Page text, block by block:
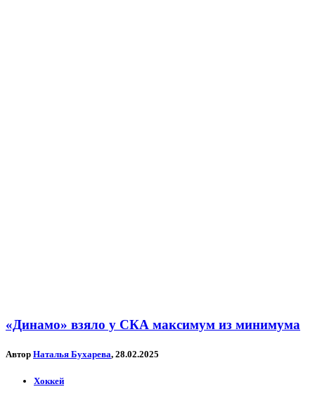
«Динамо» взяло у СКА максимум из минимума
Автор Наталья Бухарева, 28.02.2025
Хоккей